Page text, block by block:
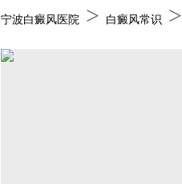
宁波白癜风医院 > 白癜风常识 >